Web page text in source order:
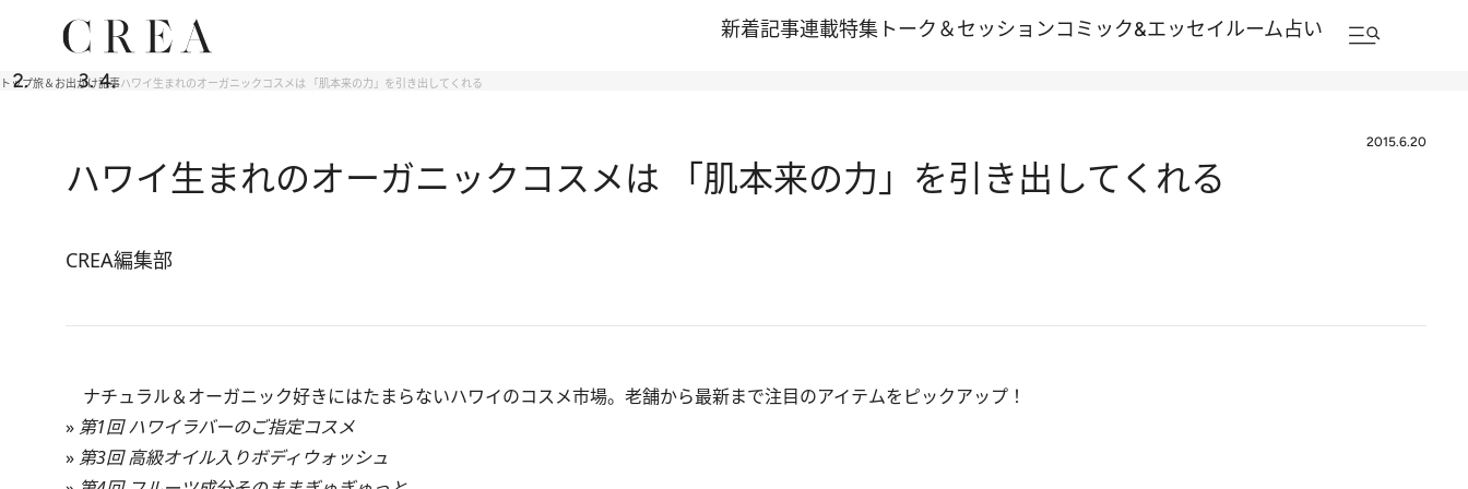
新着記事連載特集 トーク＆セッションコミック&エッセイルーム占い
トップ旅＆お出かけ記事ハワイ生まれのオーガニックコスメは 「肌本来の力」を引き出してくれる
2015.6.20
ハワイ生まれのオーガニックコスメは 「肌本来の力」を引き出してくれる
CREA編集部
ナチュラル＆オーガニック好きにはたまらないハワイのコスメ市場。老舗から最新まで注目のアイテムをピックアップ！
» 第1回 ハワイラバーのご指定コスメ
» 第3回 高級オイル入りボディウォッシュ